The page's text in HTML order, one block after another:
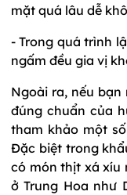
mặt quá lâu dễ
- Trong quá trình
ngấm đều gia vị
Ngoài ra, nếu
đúng chuẩn của
tham khảo một
Đặc biệt trong
có món thịt xá xíu
ở Trung Hoa như